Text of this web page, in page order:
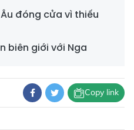
đóng cửa vì thiếu
biên giới với Nga
Copy link